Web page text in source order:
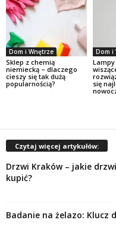
Dom i Wnętrze
Sklep z chemią
niemiecką – dlaczego
cieszy się tak dużą
popularnością?
Dom i
się
Czytaj więcej artykułów:
Drzwi Kraków – jakie
kupić?
Badanie na żelazo: Klucz